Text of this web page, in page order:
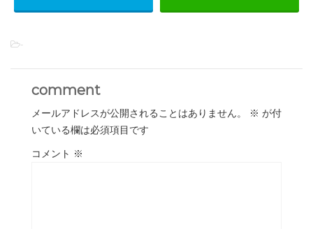
-
comment
メールアドレスが公開されることはありません。 ※ が付
いている欄は必須項目です
コメント ※